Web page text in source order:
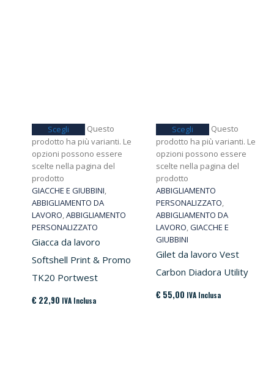
Scegli
Questo
prodotto ha più varianti. Le
opzioni possono essere
scelte nella pagina del
prodotto
GIACCHE E GIUBBINI,
ABBIGLIAMENTO DA
LAVORO,ABBIGLIAMENTO
PERSONALIZZATO
Giacca da lavoro
Softshell Print & Promo
TK20 Portwest
€ 22,90 IVA Inclusa
Scegli
Questo
prodotto ha più varianti. Le
opzioni possono essere
scelte nella pagina del
prodotto
ABBIGLIAMENTO
PERSONALIZZATO,
ABBIGLIAMENTO DA
LAVORO,GIACCHE E
GIUBBINI
Gilet da lavoro Vest
Carbon Diadora Utility
€ 55,00 IVA Inclusa